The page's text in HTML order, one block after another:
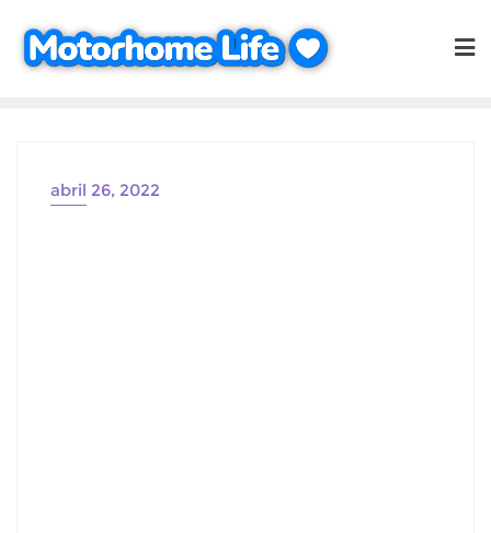
contenido
abril 26, 2022